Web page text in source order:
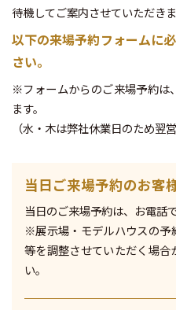
待機してご案内させていただきま
以下の来場予約フォームに
さい。
※フォームからのご来場予約は
ます。
（水・木は弊社休業日のため翌
当日ご来場予約のお客
当日のご来場予約は、お電話
※展示場・モデルハウスの予
等を調整させていただく場
い。